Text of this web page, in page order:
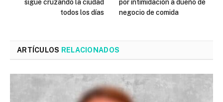
sigue cruzando la ciudad
todos los días
por intimidación a dueño de
negocio de comida
ARTÍCULOS RELACIONADOS